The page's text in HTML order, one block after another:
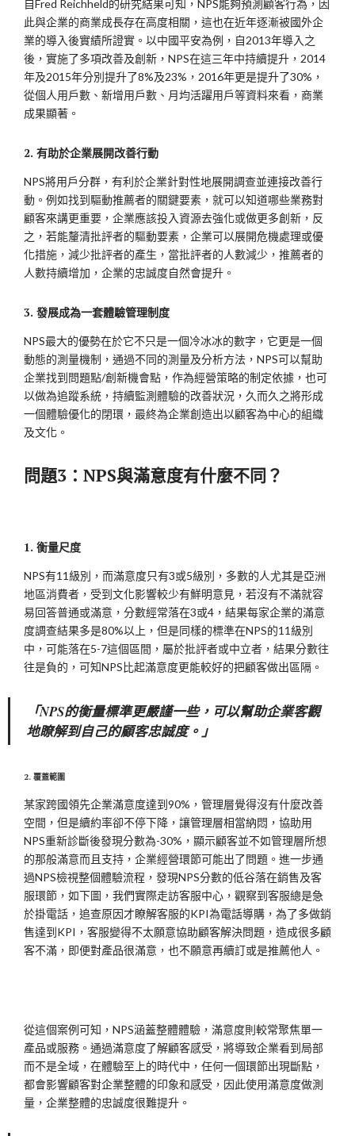
自Fred Reichheld的研究結果可知，NPS能夠預測顧客行為，因
此與企業的商業成長存在高度相關，這也在近年逐漸被國外企
業的導入後實績所證實。以中國平安為例，自2013年導入之
後，實施了多項改善及創新，NPS在這三年中持續提升，2014
年及2015年分別提升了8%及23%，2016年更是提升了30%，
從個人用戶數、新增用戶數、月均活躍用戶等資料來看，商業
成果顯著。
2. 有助於企業展開改善行動
NPS將用戶分群，有利於企業針對性地展開調查並連接改善行
動。例如找到驅動推薦者的關鍵要素，就可以知道哪些業務對
顧客來講更重要，企業應該投入資源去強化或做更多創新，反
之，若能釐清批評者的驅動要素，企業可以展開危機處理或優
化措施，減少批評者的產生，當批評者的人數減少，推薦者的
人數持續增加，企業的忠誠度自然會提升。
3. 發展成為一套體驗管理制度
NPS最大的優勢在於它不只是一個冷冰冰的數字，它更是一個
動態的測量機制，通過不同的測量及分析方法，NPS可以幫助
企業找到問題點/創新機會點，作為經營策略的制定依據，也可
以做為追蹤系統，持續監測體驗的改善狀況，久而久之將形成
一個體驗優化的閉環，最終為企業創造出以顧客為中心的組織
及文化。
問題3：NPS與滿意度有什麼不同？
1. 衡量尺度
NPS有11級別，而滿意度只有3或5級別，多數的人尤其是亞洲
地區消費者，受到文化影響較少有鮮明意見，若沒有不滿就容
易回答普通或滿意，分數經常落在3或4，結果每家企業的滿意
度調查結果多是80%以上，但是同樣的標準在NPS的11級別
中，可能落在5-7這個區間，屬於批評者或中立者，結果分數往
往是負的，可知NPS比起滿意度更能較好的把顧客做出區隔。
「NPS的衡量標準更嚴謹一些，可以幫助企業客觀
地瞭解到自己的顧客忠誠度。」
2. 覆蓋範圍
某家跨國領先企業滿意度達到90%，管理層覺得沒有什麼改善
空間，但是續約率卻不停下降，讓管理層相當納悶，協助用
NPS重新診斷後發現分數為-30%，顯示顧客並不如管理層所想
的那般滿意而且支持，企業經營環節可能出了問題。進一步通
過NPS檢視整個體驗流程，發現NPS分數的低谷落在銷售及客
服環節，如下圖，我們實際走訪客服中心，觀察到客服總是急
於掛電話，追查原因才瞭解客服的KPI為電話導購，為了多做銷
售達到KPI，客服變得不太願意協助顧客解決問題，造成很多顧
客不滿，即便對產品很滿意，也不願意再續訂或是推薦他人。
從這個案例可知，NPS涵蓋整體體驗，滿意度則較常聚焦單一
產品或服務。通過滿意度了解顧客感受，將導致企業看到局部
而不是全域，在體驗至上的時代中，任何一個環節出現斷點，
都會影響顧客對企業整體的印象和感受，因此使用滿意度做測
量，企業整體的忠誠度很難提升。